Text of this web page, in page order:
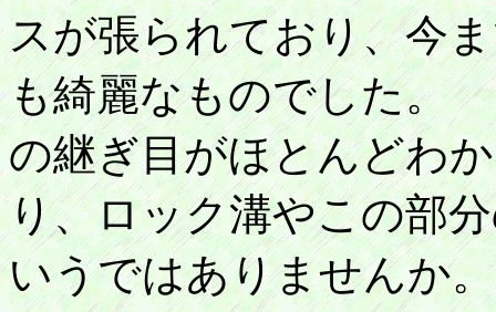
スが張られており、今
も綺麗なものでした。
の継ぎ目がほとんどわ
り、ロック溝やこの部
いうではありません